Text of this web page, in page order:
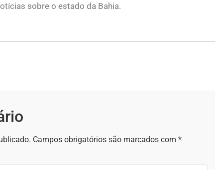
sobre o estado da Bahia.
Campos obrigatórios são marcados com *